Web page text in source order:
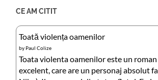
CE AM CITIT
Toată violența oamenilor
by Paul Colize
Toata violenta oamenilor este un roman
excelent, care are un personaj absolut